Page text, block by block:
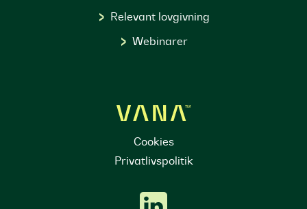
Relevant lovgivning
Webinarer
Cookies
Privatlivspolitik